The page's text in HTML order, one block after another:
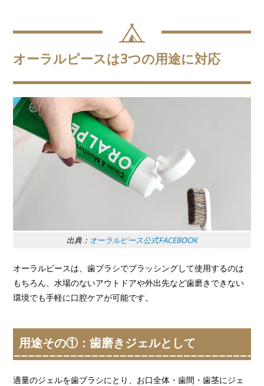
オーラルピースは3つの用途に対応
出典： オーラルピース公式FACEBOOK
オーラルピースは、歯ブラシでブラッシングして使用するのは
もちろん、水場のないアウトドアや外出先など歯磨きできない
環境でも手軽に口腔ケアが可能です。
用途その①：歯磨きジェルとして
適量のジェルを歯ブラシにとり、お口全体・歯間・歯茎にジェ